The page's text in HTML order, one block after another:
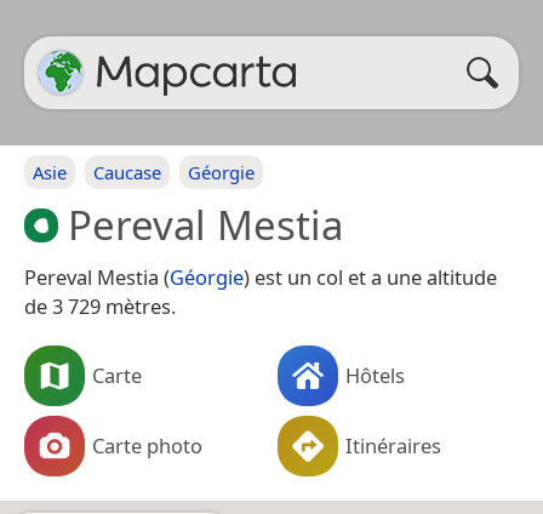
Asie Caucase Géorgie
Pereval Mestia
Pereval Mestia (Géorgie) est un col et a une altitude
de 3 729 mètres.
Carte Hôtels
Carte photo Itinéraires